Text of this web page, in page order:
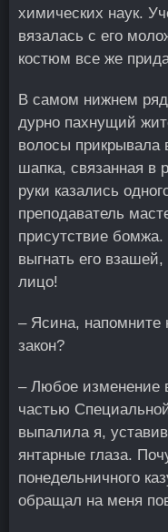
химических наук.
вязалась с его
костюм все же
В самом нижнем
дурно пахнущий
волосы прикрывала
шапка, связанная в
руки казались
преподаватель
присутствие
выгнать его
лицо!
– Ясина, напомните
закон?
– Любое изменение
частью
выпалила я,
янтарные глаза.
понедельничного
обращал на меня